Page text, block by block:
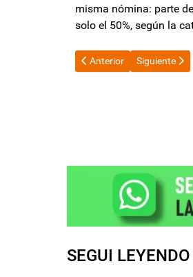
misma nómina: parte
solo el 50%, según la
Artículo anterior: Caputo
Anterior Artículo
Siguiente
SEGUI LEYENDO